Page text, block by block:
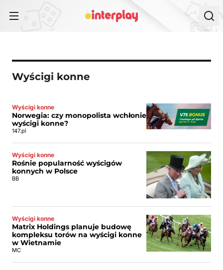
Wyścigi konne
Wyścigi konne
Norwegia: czy monopolista wchłonie
wyścigi konne?
147.pl
Wyścigi konne
Rośnie popularność wyścigów
konnych w Polsce
BB
Wyścigi konne
Matrix Holdings planuje budowę
kompleksu torów na wyścigi konne
w Wietnamie
MC